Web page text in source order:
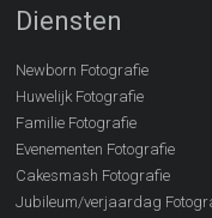
Diensten
Newborn Fotografie
Huwelijk Fotografie
Familie Fotografie
Evenementen Fotografie
Cakesmash Fotografie
Jubileum/verjaardag